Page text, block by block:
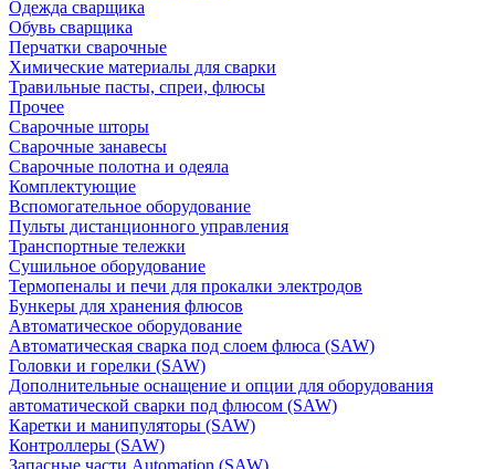
Одежда сварщика
Обувь сварщика
Перчатки сварочные
Химические материалы для сварки
Травильные пасты, спреи, флюсы
Прочее
Сварочные шторы
Сварочные занавесы
Сварочные полотна и одеяла
Комплектующие
Вспомогательное оборудование
Пульты дистанционного управления
Транспортные тележки
Сушильное оборудование
Термопеналы и печи для прокалки электродов
Бункеры для хранения флюсов
Автоматическое оборудование
Автоматическая сварка под слоем флюса (SAW)
Головки и горелки (SAW)
Дополнительные оснащение и опции для оборудования
автоматической сварки под флюсом (SAW)
Каретки и манипуляторы (SAW)
Контроллеры (SAW)
Запасные части Automation (SAW)